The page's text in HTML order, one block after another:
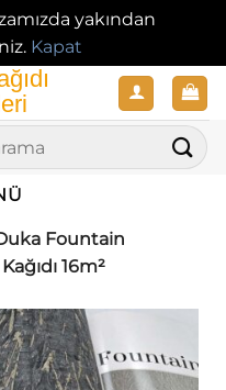
yakından
Kapat
Fountain
16m²